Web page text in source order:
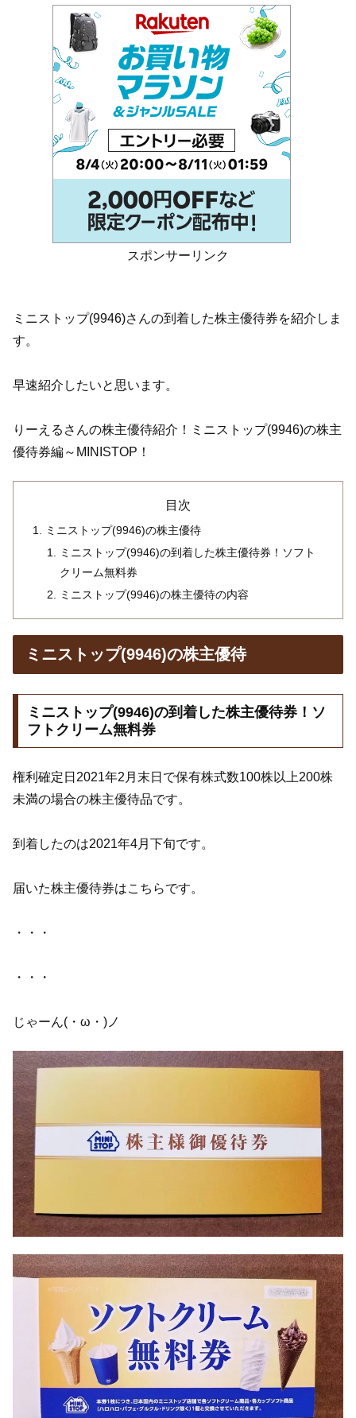
スポンサーリンク
ミニストップ(9946)さんの到着した株主優待券を紹介しま
す。
早速紹介したいと思います。
りーえるさんの株主優待紹介！ミニストップ(9946)の株主
優待券編～MINISTOP！
目次
ミニストップ(9946)の株主優待
ミニストップ(9946)の到着した株主優待券！ソフト
クリーム無料券
ミニストップ(9946)の株主優待の内容
ミニストップ(9946)の株主優待
ミニストップ(9946)の到着した株主優待券！ソ
フトクリーム無料券
権利確定日2021年2月末日で保有株式数100株以上200株
未満の場合の株主優待品です。
到着したのは2021年4月下旬です。
届いた株主優待券はこちらです。
・・・
・・・
じゃーん(・ω・)ノ